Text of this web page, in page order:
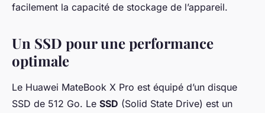
facilement la capacité de stockage de l’appareil.
Un SSD pour une performance
optimale
Le Huawei MateBook X Pro est équipé d’un disque
SSD de 512 Go. Le SSD (Solid State Drive) est un